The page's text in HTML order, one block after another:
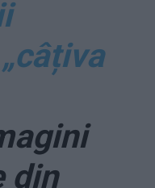
din